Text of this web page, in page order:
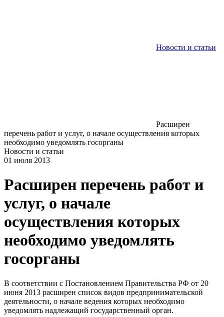
Новости и статьи
Расширен
перечень работ и услуг, о начале осуществления которых
необходимо уведомлять госорганы
Новости и статьи
01 июля 2013
Расширен перечень работ и
услуг, о начале
осуществления которых
необходимо уведомлять
госорганы
В соответствии с Постановлением Правительства РФ от 20
июня 2013 расширен список видов предпринимательской
деятельности, о начале ведения которых необходимо
уведомлять надлежащий государственный орган.